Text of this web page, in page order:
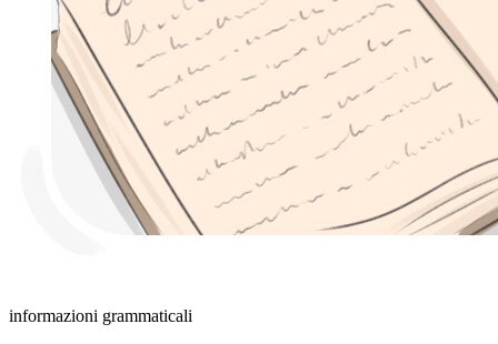
informazioni grammaticali